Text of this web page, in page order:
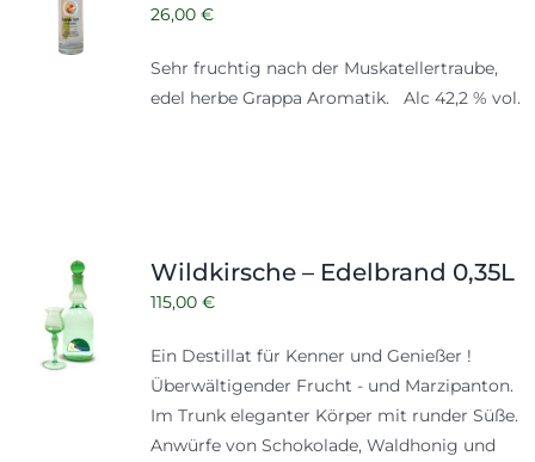
26,00 €
Sehr fruchtig nach der Muskatellertraube,
edel herbe Grappa Aromatik. Alc 42,2 % vol.
Wildkirsche – Edelbrand 0,35L
115,00 €
Ein Destillat für Kenner und Genießer !
Überwältigender Frucht - und Marzipanton.
Im Trunk eleganter Körper mit runder Süße.
Anwürfe von Schokolade, Waldhonig und